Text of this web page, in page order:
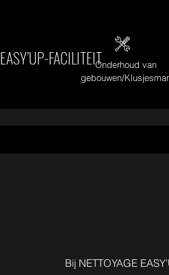
EASY’UP-FACILITEITOnderhoud van
gebouwen/
Bij NETTOYAGE